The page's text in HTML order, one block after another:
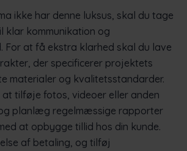
ikke har denne luksus, skal du tage
klar kommunikation og
For at få ekstra klarhed skal du lave
der specificerer projektets
materialer og kvalitetsstandarder.
tilføje fotos, videoer eller anden
planlæg regelmæssige rapporter
at opbygge tillid hos din kunde.
af betaling, og tilføj